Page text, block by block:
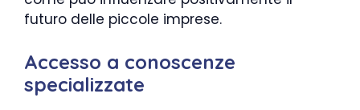
futuro delle piccole imprese.
Accesso a conoscenze
specializzate